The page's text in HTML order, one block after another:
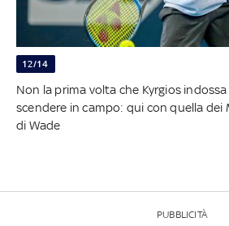
12/14
Non la prima volta che Kyrgios
scendere in campo: qui con quella dei
di Wade
PUBBLICITÀ